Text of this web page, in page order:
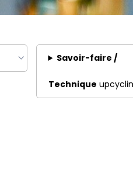
Savoir-faire /
Technique